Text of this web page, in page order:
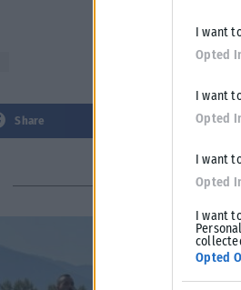
I want
Opted
I want
Opted
I want
Opted
I want
Opted
Share